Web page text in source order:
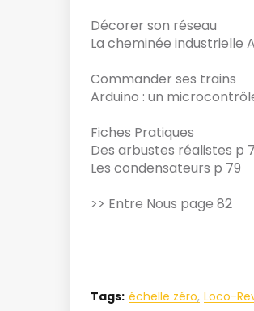
Décorer son réseau
La cheminée industrielle
Commander ses trains
Arduino : un
Fiches Pratiques
Des arbustes réalistes p
Les condensateurs p 79
>> Entre Nous page 82
Tags: échelle zéro Loco-